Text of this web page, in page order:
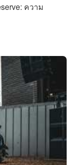
ความ